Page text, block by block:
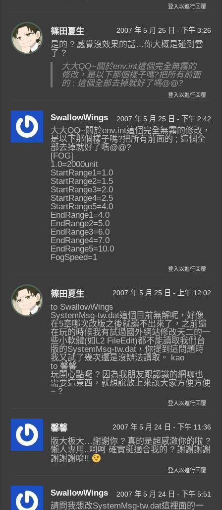
登入以進行回覆
篠田夏生 2007 年 5 月 25 日 - 下午 3:26
是的 ? 感覺沒效果的話…你大概是碰到雲
了 ?
大大QQ~關於env.int這個完全無霧的
修改，是以下那個樣子嗎?把所有前面
的 ; 這個全部去掉就好了嗎@@?
登入以進行回覆
SwallowWings 2007 年 5 月 25 日 - 下午 2:42
大大QQ~關於env.int這個完全無霧的修改，
是以下那個樣子嗎?把所有前面的 ; 這個全
部去掉就好了嗎@@?
[FOG]
1.0=2000unit
StartRange1=1.0
StartRange2=1.5
StartRange3=2.0
StartRange4=2.5
StartRange5=4.0
EndRange1=4.0
EndRange2=5.0
EndRange3=6.0
EndRange4=7.0
EndRange5=10.0
FogSpeed=1
登入以進行回覆
篠田夏生 2007 年 5 月 25 日 - 上午 12:02
to SwallowWings
SystemMsg-tw.dat這個目前無解呢，好像
在5章哪次改版之後就讀不出來了，之前還
在玩的時候我有試過國外網站修改天二的一
些小軟體(如L2 FileEdit)都不能讀取我們台
版的SystemMsg-tw.dat，你提到這問題時
我又試了幾次還是沒辦法讀取。 kao
to 馨馨
玩開心點囉 ? 因為我朋友跟認識的網咖也
需要這東西，就想說放上來讓大家方便方便
~ ?
登入以進行回覆
馨馨 2007 年 5 月 24 日 - 下午 11:36
版大板大…謝謝你 ? 真的是超感激你的啦 ?
懶人專用..呵呵 確實挺適合我的 ? 謝謝謝謝
謝謝謝唷!!
登入以進行回覆
SwallowWings 2007 年 5 月 24 日 - 下午 5:51
請問我想改SystemMsg-tw.dat這裡面的一